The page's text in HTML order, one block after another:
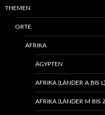
THEMEN
ORTE
AFRIKA
ÄGYPTEN
AFRIKA (LÄNDER A BIS L)
AFRIKA (LÄNDER M BIS